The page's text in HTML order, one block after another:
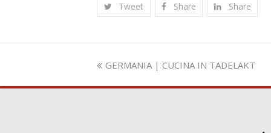
Tweet Share Share
Slide
GERMANIA | CUCINA IN TADELAKT